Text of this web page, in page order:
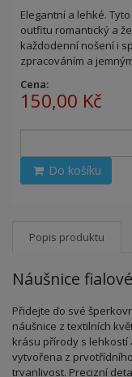
Elegantní a lehké.
outfitu romantický a
každodenní nošení i
zpracováním a
Cena:
150,00 Kč
Do košíku
Popis produktu
Náušnice
Přidejte do své
náušnice z textilních
krásu přírody s lehkostí
vytvořena z
trvanlivost. Precizní